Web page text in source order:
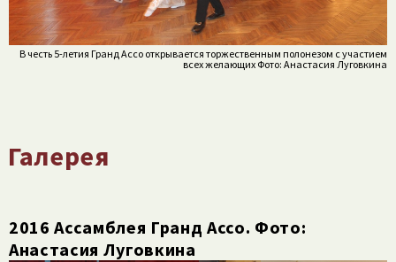
В честь 5-летия Гранд Ассо открывается торжественным полонезом с участием
всех желающих Фото: Анастасия Луговкина
Галерея
2016 Ассамблея Гранд Ассо. Фото:
Анастасия Луговкина